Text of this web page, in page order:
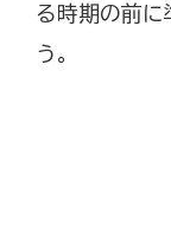
る時期の前に
う。